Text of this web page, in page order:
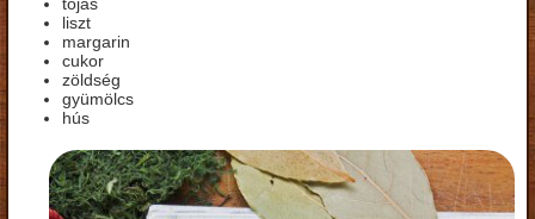
liszt
margarin
cukor
zöldség
gyümölcs
hús